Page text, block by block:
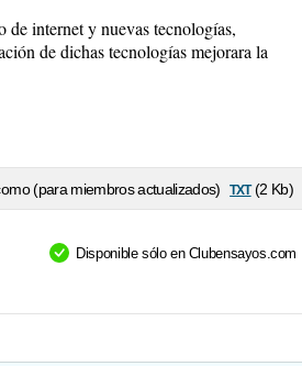
de internet y nuevas tecnologías,
de dichas tecnologías mejorara la
(para miembros actualizados) txt(2 Kb)
Disponible sólo en Clubensayos.com